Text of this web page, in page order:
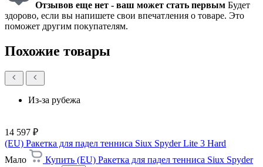
Отзывов еще нет - ваш может стать первым Будет
здорово, если вы напишете свои впечатления о товаре. Это
поможет другим покупателям.
Похожие товары
Из-за рубежа
14 597 ₽
(EU) Ракетка для падел тенниса Siux Spyder Lite 3 Hard
Мало
Купить (EU) Ракетка для падел тенниса Siux Spyder